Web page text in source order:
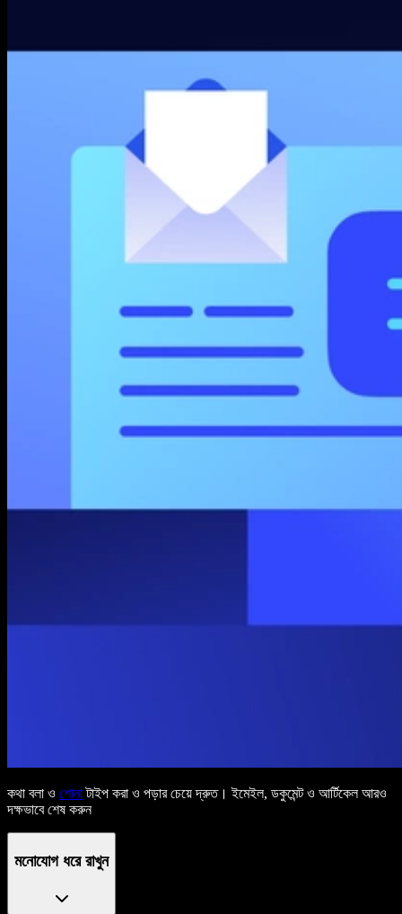
কথা বলা ও শোনাটাইপ করা ও পড়ার চেয়ে দ্রুত। ইমেইল, ডকুমেন্ট ও আর্টিকেল আরও
দক্ষভাবে শেষ করুন
মনোযোগ ধরে রাখুন